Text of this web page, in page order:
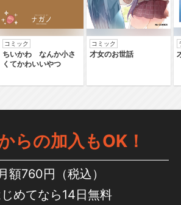
コミック
ちいかわ なんか小さ
くてかわいいやつ
コミック
才女のお世話
らの加入もOK！
額760円（税込）
めてなら14日無料